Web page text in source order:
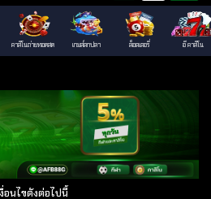
คาสิโนถ่ายทอดสด เกมส์ตกปลา ล็อตเตอรี่ อี คาสิโน
อนไขดังต่อไปนี้